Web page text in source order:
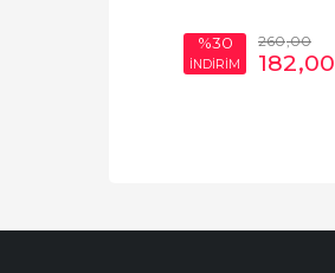
%30
İNDİRİM
260,00
182,00